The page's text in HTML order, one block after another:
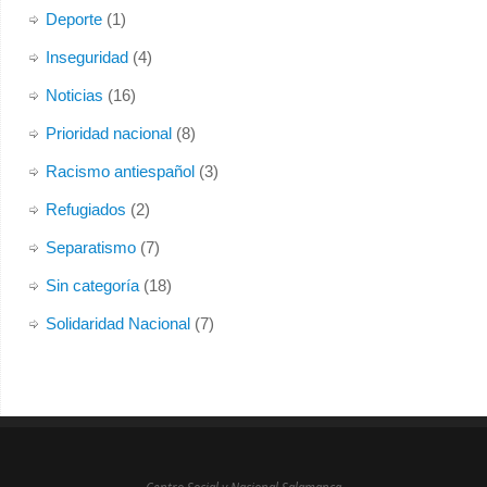
Deporte(1)
Inseguridad(4)
Noticias (16)
Prioridad nacional(8)
Racismo antiespañol(3)
Refugiados (2)
Separatismo(7)
Sin categoría(18)
Solidaridad Nacional(7)